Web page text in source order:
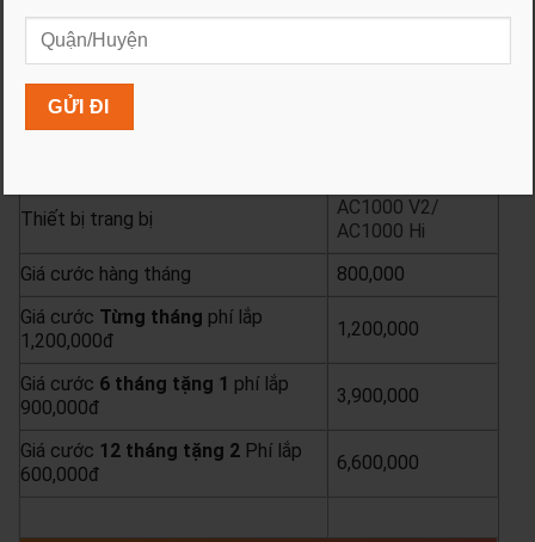
Tốc độ Dowload/Upload
Thiết bị trang bị
AC1000 V2/
AC1000 Hi
Giá cước hàng tháng
800,000
Giá cước Từng tháng phí lắp
1,200,000đ
1,200,000
Giá cước 6 tháng tặng 1 phí lắp
900,000đ
3,900,000
Giá cước 12 tháng tặng 2 Phí lắp
600,000đ
6,600,000